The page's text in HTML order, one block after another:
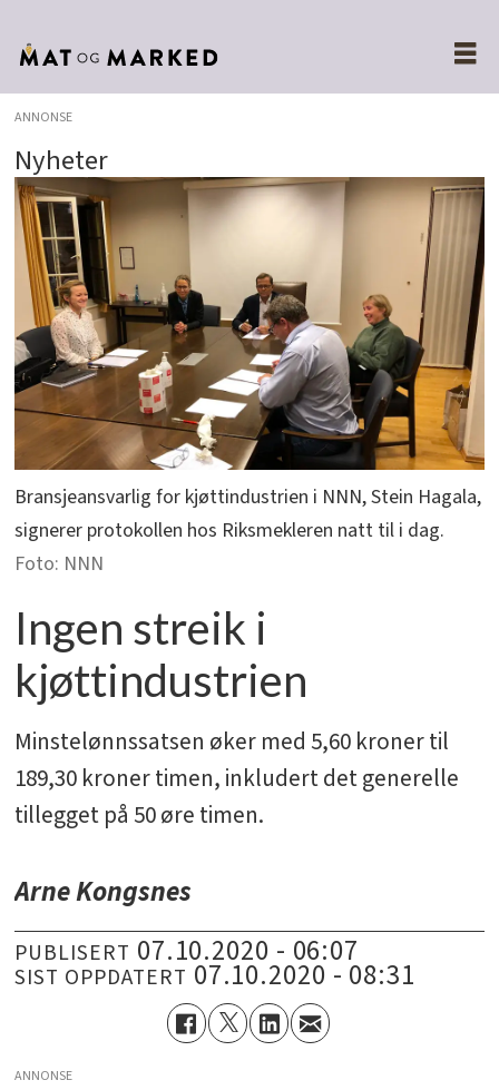
ANNONSE
Nyheter
Bransjeansvarlig for kjøttindustrien i NNN, Stein Hagala,
signerer protokollen hos Riksmekleren natt til i dag.
NNN
Ingen streik i
kjøttindustrien
Minstelønnssatsen øker med 5,60 kroner til
189,30 kroner timen, inkludert det generelle
tillegget på 50 øre timen.
Arne Kongsnes
PUBLISERT 07.10.2020 - 06:07
SIST OPPDATERT 07.10.2020 - 08:31
ANNONSE